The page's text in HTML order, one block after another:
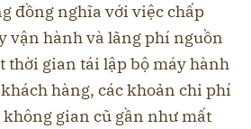
đồng nghĩa với việc chấp
vận hành và lãng phí nguồn
thời gian tái lập bộ máy hành
hàng, các khoản chi phí
gian cũ gần như mất